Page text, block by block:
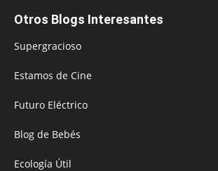
Otros Blogs Interesantes
Supergracioso
Estamos de Cine
Futuro Eléctrico
Blog de Bebés
Ecología Útil